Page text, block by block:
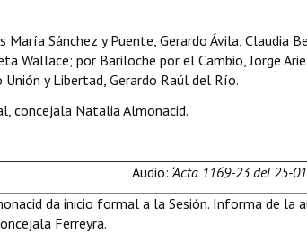
Sánchez y Puente, Gerardo Ávila, Claudia
Wallace; por Bariloche por el Cambio, Jorge
y Libertad, Gerardo Raúl del Río.
concejala Natalia Almonacid.
Audio: ‘Acta 1169-23 del 25-
da inicio formal a la Sesión. Informa de la
Ferreyra.